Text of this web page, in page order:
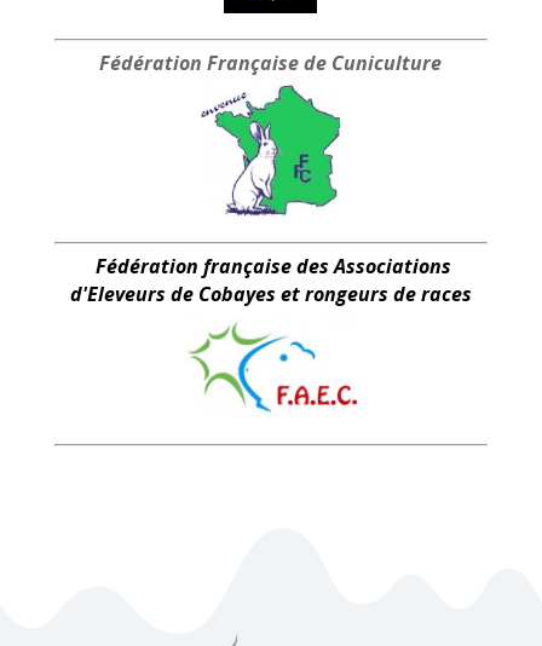
Fédération Française de Cuniculture
Fédération française des Associations
d'Eleveurs de Cobayes et rongeurs de races